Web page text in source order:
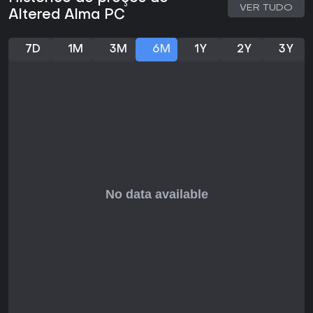
Altered Alma PC
VER TUDO
7D 1M 3M 6M 1Y 2Y 3Y